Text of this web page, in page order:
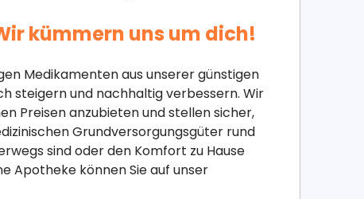
kümmern uns um dich!
Medikamenten aus unserer günstigen
steigern und nachhaltig verbessern. Wir
Preisen anzubieten und stellen sicher,
Grundversorgungsgüter rund
sind oder den Komfort zu Hause
Apotheke können Sie auf unser